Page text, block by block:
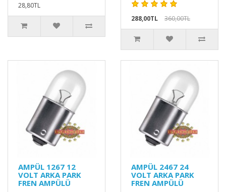
28,80TL
288,00TL 360,00TL
AMPÜL 1267 12
VOLT ARKA PARK
FREN AMPÜLÜ
AMPÜL 2467 24
VOLT ARKA PARK
FREN AMPÜLÜ